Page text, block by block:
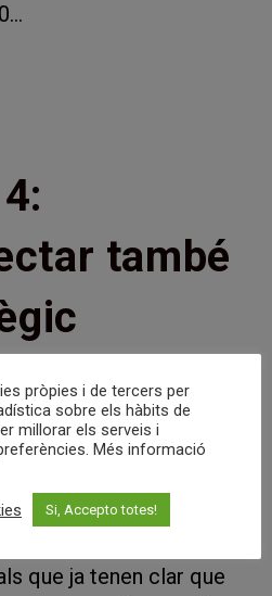
també
KIT KAT 2025
que ja tenen clar que
pròpies i de tercers per
sobre els hàbits de
millorar els serveis i
Més informació
Si, Accepto totes!